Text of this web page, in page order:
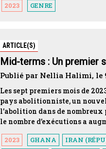
2023 GENRE
ARTICLE(S)
Mid-terms : Un premier
Publié par Nellia Halimi, le
Les sept premiers mois de
pays abolitionniste, un
l’abolition dans de
le nombre d’exécutions a
2023 GHANA IRAN